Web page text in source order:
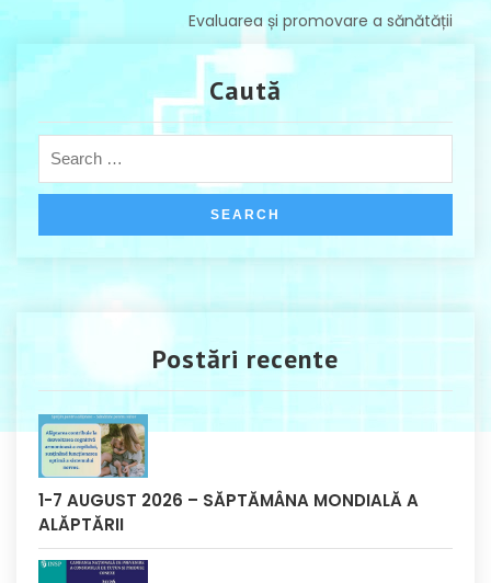
Evaluarea și promovare a sănătății
Caută
Postări recente
1-7 AUGUST 2026 – SĂPTĂMÂNA MONDIALĂ A
ALĂPTĂRII